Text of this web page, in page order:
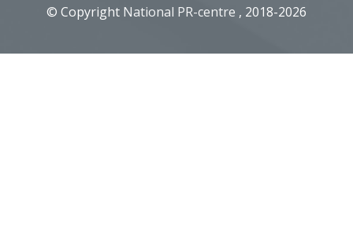
© Copyright National PR-centre , 2018-2026